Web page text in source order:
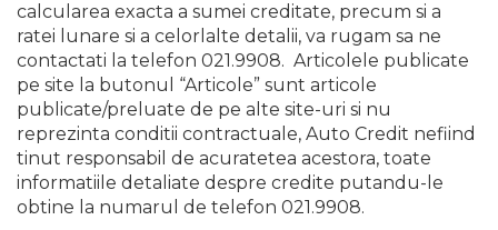
calcularea exacta a sumei creditate, precum si a
ratei lunare si a celorlalte detalii, va rugam sa ne
contactati la telefon 021.9908. Articolele publicate
pe site la butonul “Articole” sunt articole
publicate/preluate de pe alte site-uri si nu
reprezinta conditii contractuale, Auto Credit nefiind
tinut responsabil de acuratetea acestora, toate
informatiile detaliate despre credite putandu-le
obtine la numarul de telefon 021.9908.